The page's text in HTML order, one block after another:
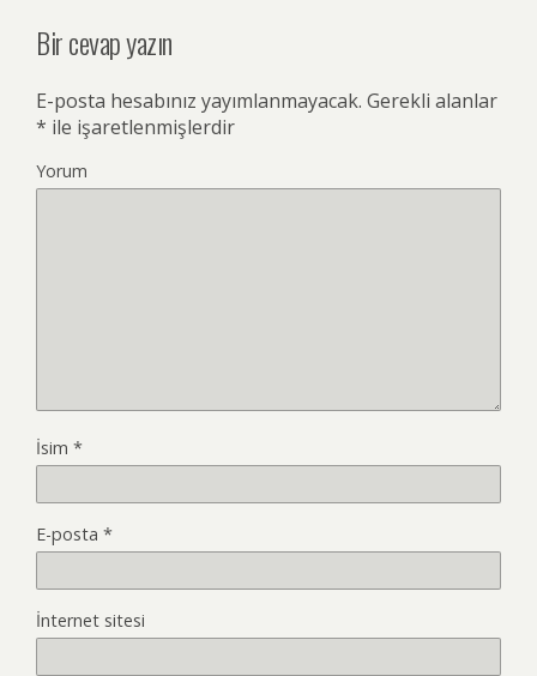
Bir cevap yazın
E-posta hesabınız yayımlanmayacak. Gerekli alanlar
* ile işaretlenmişlerdir
Yorum
İsim *
E-posta *
İnternet sitesi